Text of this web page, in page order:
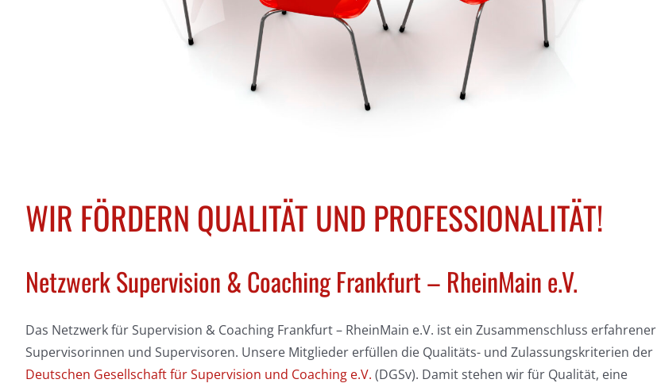
WIR FÖRDERN QUALITÄT UND PROFESSIONALITÄT!
Netzwerk Supervision & Coaching Frankfurt – RheinMain e.V.
Das Netzwerk für Supervision & Coaching Frankfurt – RheinMain e.V. ist ein Zusammenschluss erfahrener
Supervisorinnen und Supervisoren. Unsere Mitglieder erfüllen die Qualitäts- und Zulassungskriterien der
Deutschen Gesellschaft für Supervision und Coaching e.V. (DGSv). Damit stehen wir für Qualität, eine